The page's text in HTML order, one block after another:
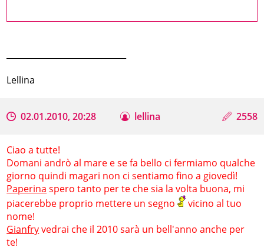
Lellina
02.01.2010, 20:28 lellina 2558
Ciao a tutte!
Domani andrò al mare e se fa bello ci fermiamo qualche
giorno quindi magari non ci sentiamo fino a giovedì!
Paperina spero tanto per te che sia la volta buona, mi
piacerebbe proprio mettere un segno
vicino al tuo
nome!
Gianfryvedrai che il 2010 sarà un bell'anno anche per
te!